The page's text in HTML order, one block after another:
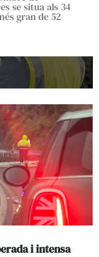
se situa als 34
gran de 52
i intensa